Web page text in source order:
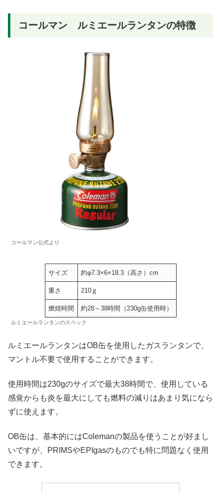
コールマン ルミエールランタンの特徴
コールマン公式より
サイズ 約φ7.3×6×18.3（高さ）cm
重さ 210ｇ
燃焼時間 約28～38時間（230g缶使用時）
ルミエールランタンのスペック
ルミエールランタンはOB缶を使用したガスランタンで、
マントル不要で使用することができます。
使用時間は230gのサイズで最大38時間で、使用している
感覚からも炎を最大にしても燃料の減りはあまり気になら
ずに使えます。
OB缶は、基本的にはColemanの製品を使うことが好まし
いですが、PRIMSやEPIgasのものでも特に問題なく使用
できます。